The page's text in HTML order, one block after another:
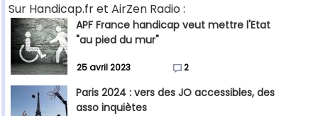
Sur Handicap.fr et AirZen Radio :
APF France handicap veut mettre l'Etat
"au pied du mur"
25 avril 2023 2
Paris 2024 : vers des JO accessibles, des
asso inquiètes